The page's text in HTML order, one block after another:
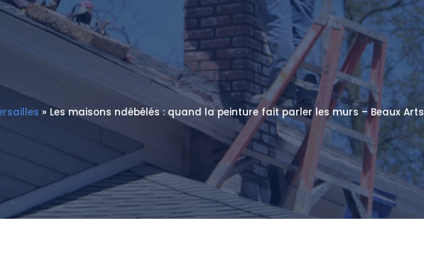
» Les maisons ndébélés : quand la peinture fait parler les murs – Beaux Arts